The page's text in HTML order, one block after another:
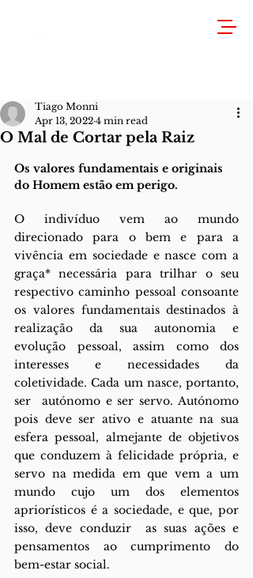
O Mal de Cortar pela Raiz
Tiago Monni
Apr 13, 2022 4 min read
Os valores fundamentais e originais
do Homem estão em perigo.
O indivíduo vem ao mundo
direcionado para o bem e para a
vivência em sociedade e nasce com a
graça* necessária para trilhar o seu
respectivo caminho pessoal consoante
os valores fundamentais destinados à
realização da sua autonomia e
evolução pessoal, assim como dos
interesses e necessidades da
coletividade. Cada um nasce, portanto,
ser  autónomo e ser servo. Autónomo
pois deve ser ativo e atuante na sua
esfera pessoal, almejante de objetivos
que conduzem à felicidade própria, e
servo na medida em que vem a um
mundo cujo um dos elementos
apriorísticos é a sociedade, e que, por
isso, deve conduzir  as suas ações e
pensamentos ao cumprimento do
bem-estar social.